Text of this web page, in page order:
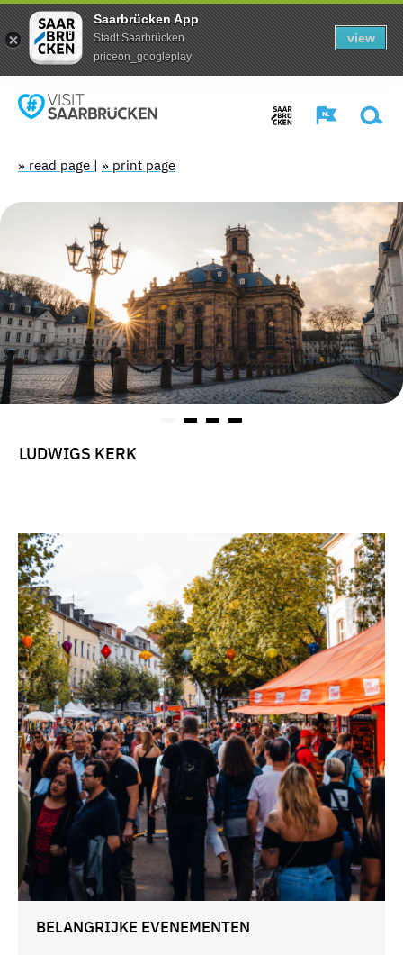
Saarbrücken App
Stadt Saarbrücken
priceon_googleplay
view
» read page | » print page
LUDWIGS KERK
BELANGRIJKE EVENEMENTEN